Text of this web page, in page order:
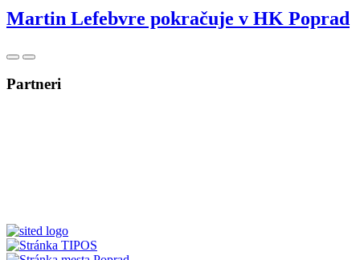
Martin Lefebvre pokračuje v HK Poprad
PosunúťPosunúť
Partneri